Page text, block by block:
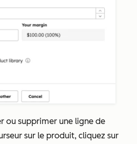
ou supprimer une ligne de
sur le produit, cliquez sur